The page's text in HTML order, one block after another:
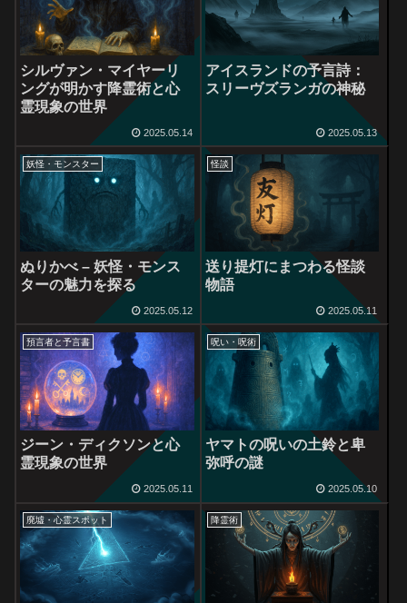
シルヴァン・マイヤーリ
ングが明かす降霊術と心
霊現象の世界
2025.05.14
アイスランドの予言詩：
スリーヴズランガの神秘
2025.05.13
妖怪・モンスター
ぬりかべ – 妖怪・モンス
ターの魅力を探る
2025.05.12
怪談
送り提灯にまつわる怪談
物語
2025.05.11
預言者と予言書
ジーン・ディクソンと心
霊現象の世界
2025.05.11
呪い・呪術
ヤマトの呪いの土鈴と卑
弥呼の謎
2025.05.10
廃墟・心霊スポット 降霊術